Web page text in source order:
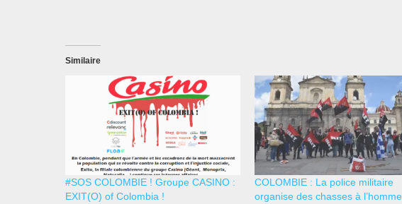
Similaire
#SOS COLOMBIE ! Groupe CASINO :
EXIT(O) of Colombia !
COLOMBIE : La police militaire
organise des chasses à l’homme